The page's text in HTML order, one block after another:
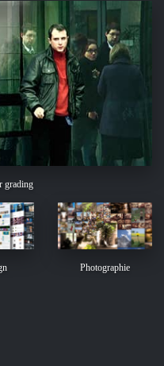
grading
Photographie